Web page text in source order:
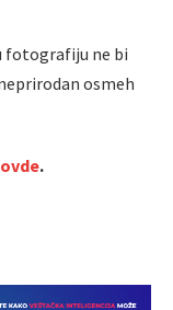
fotografiju ne bi
osmeh
ovde.